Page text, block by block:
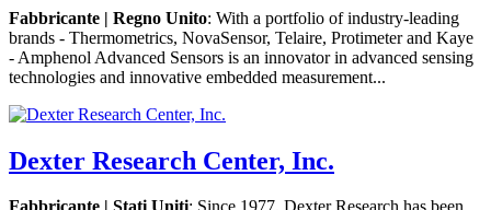
Fabbricante | Regno Unito: With a portfolio of industry-leading
brands - Thermometrics, NovaSensor, Telaire, Protimeter and Kaye
- Amphenol Advanced Sensors is an innovator in advanced sensing
technologies and innovative embedded measurement...
Dexter Research Center, Inc.